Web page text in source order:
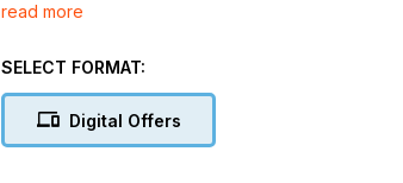
rigorose sia “su strada” che attraverso l’utilizzo
verificandone le relative performance. Ciclismo
grandi manifestazioni, alle granfondo e
del ciclismo professionistico.
read more
SELECT FORMAT:
Digital Offers